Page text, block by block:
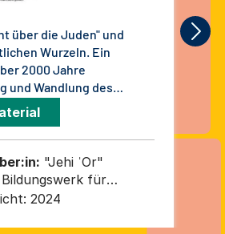
über die Juden" und
Wurzeln. Ein
2000 Jahre
und Wandlung des
"Jehi ˈOr"
für
– gegen
2024